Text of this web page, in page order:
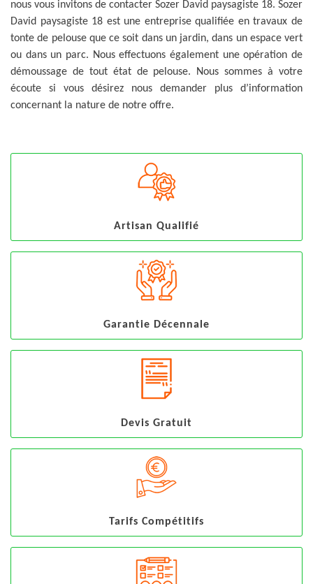
nous vous invitons de contacter Sozer David paysagiste 18. Sozer
David paysagiste 18 est une entreprise qualifiée en travaux de
tonte de pelouse que ce soit dans un jardin, dans un espace vert
ou dans un parc. Nous effectuons également une opération de
démoussage de tout état de pelouse. Nous sommes à votre
écoute si vous désirez nous demander plus d’information
concernant la nature de notre offre.
Artisan Qualifié
Garantie Décennale
Devis Gratuit
Tarifs Compétitifs